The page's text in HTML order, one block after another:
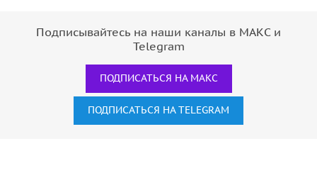
Подписывайтесь на наши каналы в МАКС и
Telegram
ПОДПИСАТЬСЯ НА МАКС
ПОДПИСАТЬСЯ НА TELEGRAM